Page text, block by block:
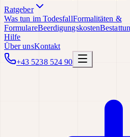
Ratgeber
Was tun im TodesfallFormalitäten &
FormulareBeerdigungskosten
Hilfe
Über unsKontakt
+43 5238 524 90